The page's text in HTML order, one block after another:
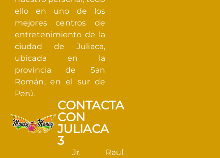
ello en uno de los
mejores centros de
entretenimiento de la
ciudad de Juliaca,
ubicada en la
provincia de San
Román, en el sur de
Perú.
CONTACTA
CON
JULIACA
3
Jr. Raul